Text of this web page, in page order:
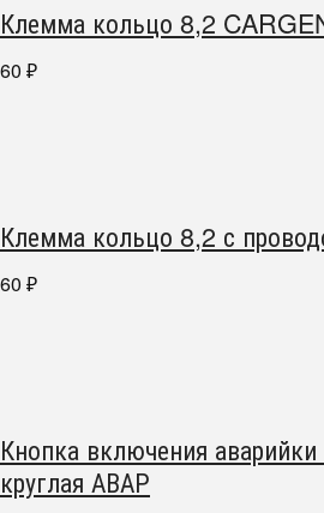
Клемма кольцо 8,2
60 ₽
Клемма кольцо 8,2 с
60 ₽
Кнопка включения
круглая АВАР